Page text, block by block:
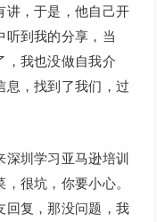
讲，于是，他自己开
听到我的分享，当
，我也没做自我介
息，找到了我们，过
圳学习亚马逊培训
很坑，你要小心。
回复，那没问题，我